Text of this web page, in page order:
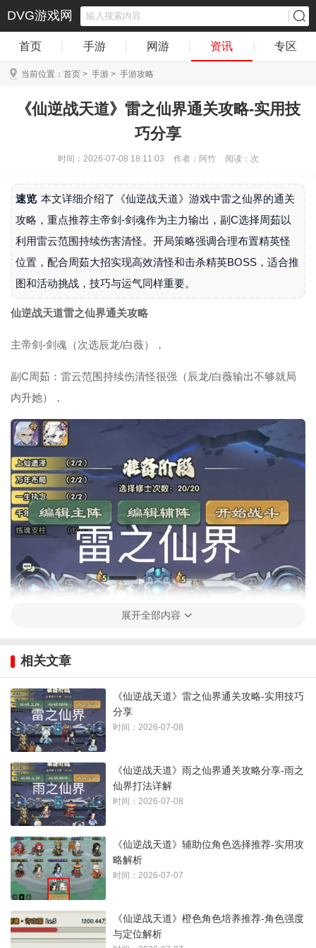
DVG游戏网
首页 手游 网游 资讯 专区
当前位置： 首页 > 手游 > 手游攻略
《仙逆战天道》雷之仙界通关攻略-实用技
巧分享
时间：2026-07-08 18:11:03 作者：阿竹 阅读： 次
速览 本文详细介绍了《仙逆战天道》游戏中雷之仙界的通关
攻略，重点推荐主帝剑-剑魂作为主力输出，副C选择周茹以
利用雷云范围持续伤害清怪。开局策略强调合理布置精英怪
位置，配合周茹大招实现高效清怪和击杀精英BOSS，适合推
图和活动挑战，技巧与运气同样重要。
仙逆战天道雷之仙界通关攻略
主帝剑-剑魂（次选辰龙/白薇），
副C周茹：雷云范围持续伤清怪很强（辰龙/白薇输出不够就局
内升她），
开局尽量刷出两个精英怪在一条路，或间距一条弹道，使周茹
开大招时有机会一清怪一边打精英boss，
不管推图还是活动非常考验技巧和运气！（多试几次总可以）
游戏地址：仙逆战天道
以上为雷之仙界的核心通关策略，合理搭配主副输出和精英怪
布置，能够有效提升通关效率，建议玩家多加练习以掌握技
巧。
展开全部内容
相关文章
《仙逆战天道》雷之仙界通关攻略-实用技巧
分享
时间：2026-07-08
《仙逆战天道》雨之仙界通关攻略分享-雨之
仙界打法详解
时间：2026-07-08
《仙逆战天道》辅助位角色选择推荐-实用攻
略解析
时间：2026-07-07
《仙逆战天道》橙色角色培养推荐-角色强度
与定位解析